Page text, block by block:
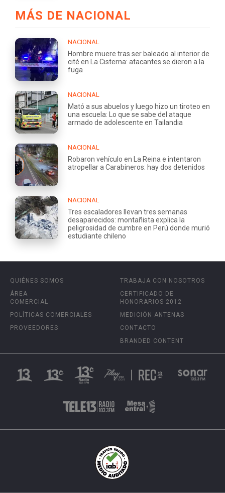
MÁS DE NACIONAL
NACIONAL
Hombre muere tras ser baleado al interior de
cité en La Cisterna: atacantes se dieron a la
fuga
NACIONAL
Mató a sus abuelos y luego hizo un tiroteo en
una escuela: Lo que se sabe del ataque
armado de adolescente en Tailandia
NACIONAL
Robaron vehículo en La Reina e intentaron
atropellar a Carabineros: hay dos detenidos
NACIONAL
Tres escaladores llevan tres semanas
desaparecidos: montañista explica la
peligrosidad de cumbre en Perú donde murió
estudiante chileno
QUIÉNES SOMOS
ÁREA
COMERCIAL
POLÍTICAS COMERCIALES
PROVEEDORES
TRABAJA CON NOSOTROS
CERTIFICADO DE
HONORARIOS 2012
MEDICIÓN ANTENAS
CONTACTO
BRANDED CONTENT